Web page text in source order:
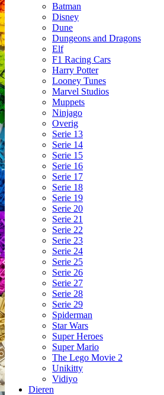
Batman
Disney
Dune
Dungeons and Dragons
Elf
F1 Racing Cars
Harry Potter
Looney Tunes
Marvel Studios
Muppets
Ninjago
Overig
Serie 13
Serie 14
Serie 15
Serie 16
Serie 17
Serie 18
Serie 19
Serie 20
Serie 21
Serie 22
Serie 23
Serie 24
Serie 25
Serie 26
Serie 27
Serie 28
Serie 29
Spiderman
Star Wars
Super Heroes
Super Mario
The Lego Movie 2
Unikitty
Vidiyo
Dieren